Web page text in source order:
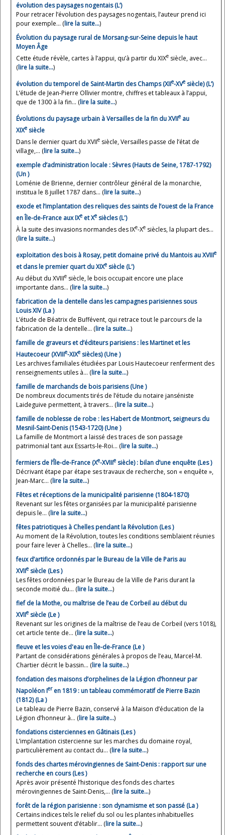
évolution des paysages nogentais (L’)
Pour retracer l’évolution des paysages nogentais, l’auteur prend ici
pour exemple... (lire la suite…)
Évolution du paysage rural de Morsang-sur-Seine depuis le haut
Moyen Âge
Cette étude révèle, cartes à l’appui, qu’à partir du XIXe siècle, avec...
(lire la suite…)
évolution du temporel de Saint-Martin des Champs (XIIe-XVe siècle) (L’)
L’étude de Jean-Pierre Ollivier montre, chiffres et tableaux à l’appui,
que de 1300 à la fin... (lire la suite…)
Évolutions du paysage urbain à Versailles de la fin du XVIIe au
XIXe siècle
Dans le dernier quart du XVIIe siècle, Versailles passe de l’état de
village,... (lire la suite…)
exemple d’administration locale : Sèvres (Hauts de Seine, 1787-1792)
(Un )
Loménie de Brienne, dernier contrôleur général de la monarchie,
institua le 8 juillet 1787 dans... (lire la suite…)
exode et l’implantation des reliques des saints de l’ouest de la France
en Île-de-France aux IXe et Xe siècles (L')
À la suite des invasions normandes des IXe-Xe siècles, la plupart des...
(lire la suite…)
exploitation des bois à Rosay, petit domaine privé du Mantois au XVIIIe
et dans le premier quart du XIXe siècle (L')
Au début du XVIIIe siècle, le bois occupait encore une place
importante dans... (lire la suite…)
fabrication de la dentelle dans les campagnes parisiennes sous
Louis XIV (La )
L’étude de Béatrix de Buffévent, qui retrace tout le parcours de la
fabrication de la dentelle... (lire la suite…)
famille de graveurs et d’éditeurs parisiens : les Martinet et les
Hautecoeur (XVIIIe-XIXe siècles) (Une )
Les archives familiales étudiées par Louis Hautecoeur renferment des
renseignements utiles à... (lire la suite…)
famille de marchands de bois parisiens (Une )
De nombreux documents tirés de l’étude du notaire janséniste
Laideguive permettent, à travers... (lire la suite…)
famille de noblesse de robe : les Habert de Montmort, seigneurs du
Mesnil-Saint-Denis (1543-1720) (Une )
La famille de Montmort a laissé des traces de son passage
patrimonial tant aux Essarts-le-Roi... (lire la suite…)
fermiers de l’Île-de-France (Xe-XVIIIe siècle) : bilan d’une enquête (Les )
Décrivant étape par étape ses travaux de recherche, son « enquête »,
Jean-Marc... (lire la suite…)
Fêtes et réceptions de la municipalité parisienne (1804-1870)
Revenant sur les fêtes organisées par la municipalité parisienne
depuis le... (lire la suite…)
fêtes patriotiques à Chelles pendant la Révolution (Les )
Au moment de la Révolution, toutes les conditions semblaient réunies
pour faire lever à Chelles... (lire la suite…)
feux d’artifice ordonnés par le Bureau de la Ville de Paris au
XVIIe siècle (Les )
Les fêtes ordonnées par le Bureau de la Ville de Paris durant la
seconde moitié du... (lire la suite…)
fief de la Mothe, ou maîtrise de l’eau de Corbeil au début du
XVIIe siècle (Le )
Revenant sur les origines de la maîtrise de l’eau de Corbeil (vers 1018),
cet article tente de... (lire la suite…)
fleuve et les voies d'eau en Île-de-France (Le )
Partant de considérations générales à propos de l’eau, Marcel-M.
Chartier décrit le bassin... (lire la suite…)
fondation des maisons d’orphelines de la Légion d’honneur par
Napoléon Ieren 1819 : un tableau commémoratif de Pierre Bazin
(1812) (La )
Le tableau de Pierre Bazin, conservé à la Maison d’éducation de la
Légion d’honneur à... (lire la suite…)
fondations cisterciennes en Gâtinais (Les )
L’implantation cistercienne sur les marches du domaine royal,
particulièrement au contact du... (lire la suite…)
fonds des chartes mérovingiennes de Saint-Denis : rapport sur une
recherche en cours (Les )
Après avoir présenté l’historique des fonds des chartes
mérovingiennes de Saint-Denis,... (lire la suite…)
forêt de la région parisienne : son dynamisme et son passé (La )
Certains indices tels le relief du sol ou les plantes inhabituelles
permettent souvent d’établir... (lire la suite…)